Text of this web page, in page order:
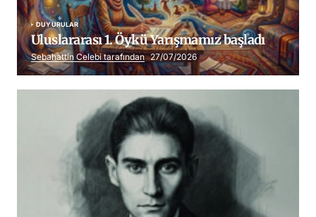
DUYURULAR
Uluslararası 1. Öykü Yarışmamız başladı
Sebahattin Celebi tarafından 27/07/2026